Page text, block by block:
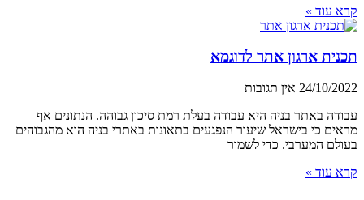
קרא עוד »
תכנית ארגון אתר לדוגמא
24/10/2022 אין תגובות
עבודה באתר בניה היא עבודה בעלת רמת סיכון גבוהה. הנתונים אף
מראים כי בישראל שיעור הנפגעים בתאונות באתרי בניה הוא מהגבוהים
בעולם המערבי. כדי לשמור
קרא עוד »